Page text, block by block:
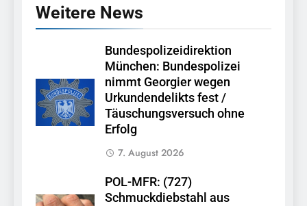
Weitere News
Bundespolizeidirektion
München: Bundespolizei
nimmt Georgier wegen
Urkundendelikts fest /
Täuschungsversuch ohne
Erfolg
7. August 2026
POL-MFR: (727)
Schmuckdiebstahl aus